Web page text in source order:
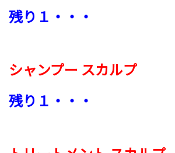
残り１・・・
シャンプー スカルプ
残り１・・・